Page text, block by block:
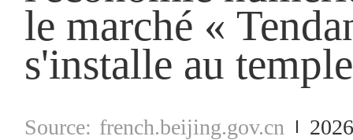
le marché «
s'installe au
french.beijing.gov.cn